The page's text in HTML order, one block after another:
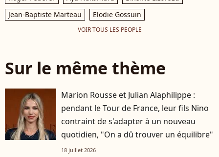
Jean-Baptiste Marteau
Elodie Gossuin
VOIR TOUS LES PEOPLE
Sur le même thème
Marion Rousse et Julian Alaphilippe :
pendant le Tour de France, leur fils Nino
contraint de s'adapter à un nouveau
quotidien, "On a dû trouver un équilibre"
18 juillet 2026